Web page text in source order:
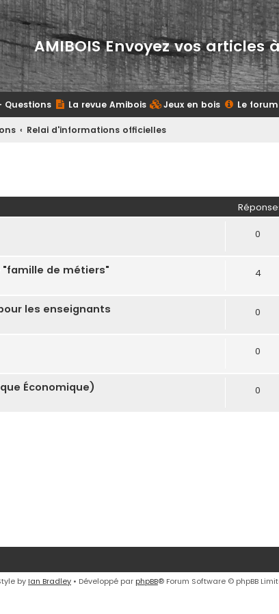
AMIBOIS Envoyez vos articles
Questions La revue Amibois Jeux en bois Le forum
Relai d'informations officielles
0
"famille de métiers" 4
les enseignants 0
0
Économique) 0
by Ian Bradley • Développé par phpBB® Forum Software © phpBB